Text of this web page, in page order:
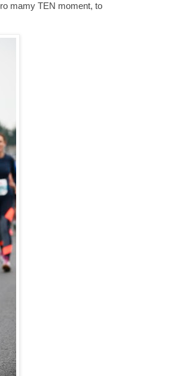
mamy TEN moment, to